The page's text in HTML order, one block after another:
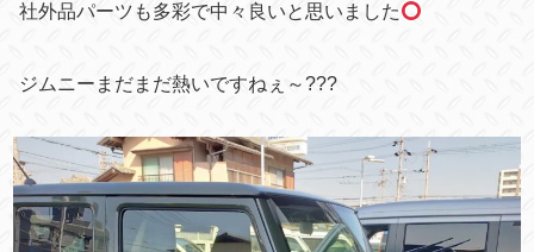
社外品パーツも多彩で中々良いと思いました
ジムニーまだまだ熱いですねぇ～???